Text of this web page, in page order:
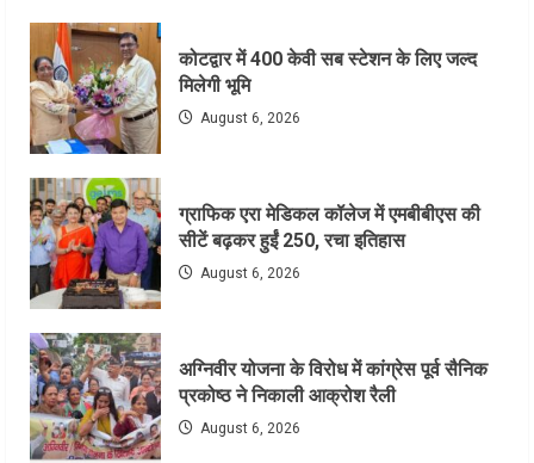
कोटद्वार में 400 केवी सब स्टेशन के लिए जल्द
मिलेगी भूमि
August 6, 2026
ग्राफिक एरा मेडिकल कॉलेज में एमबीबीएस की
सीटें बढ़कर हुईं 250, रचा इतिहास
August 6, 2026
अग्निवीर योजना के विरोध में कांग्रेस पूर्व सैनिक
प्रकोष्ठ ने निकाली आक्रोश रैली
August 6, 2026